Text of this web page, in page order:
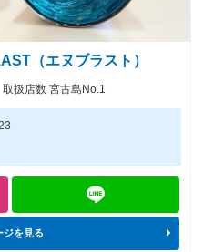
（エヌブラスト）
扱店数 宮古島No.1
ジを見る